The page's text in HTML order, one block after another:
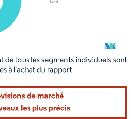
réutilisation nécessite une attribution sous CC BY